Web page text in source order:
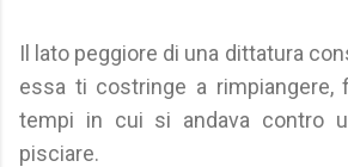
Il lato peggiore di una dittatura
essa ti costringe a rimpiangere,
tempi in cui si andava contro
pisciare.